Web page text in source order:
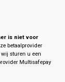
is niet voor
betaalprovider
sturen u een
Multisafepay